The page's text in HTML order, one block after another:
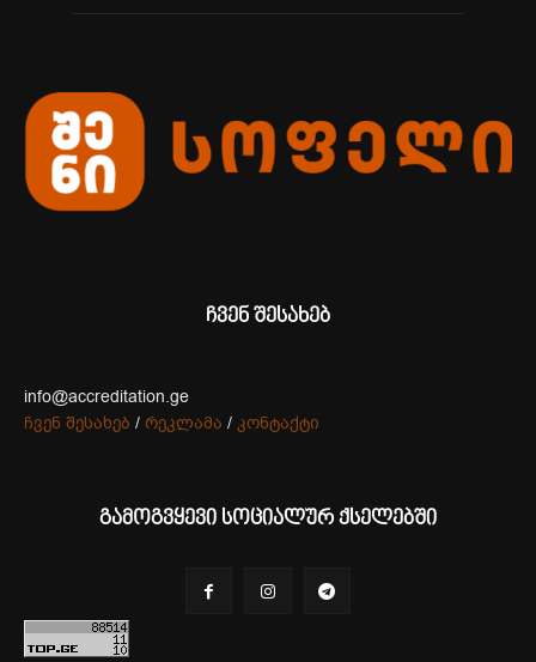
ჩვენ შესახებ
info@accreditation.ge
ჩვენ შესახებ / რეკლამა / კონტაქტი
გამოგვყევი სოციალურ ქსელებში